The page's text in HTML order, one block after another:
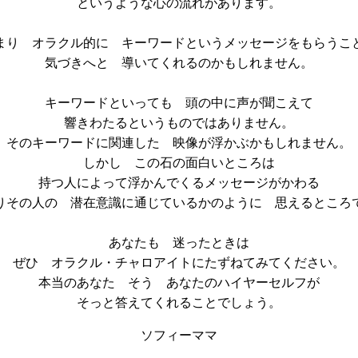
というような心の流れがあります。
り オラクル的に キーワードというメッセージをもらうこ
気づきへと 導いてくれるのかもしれません。
キーワードといっても 頭の中に声が聞こえて
響きわたるというものではありません。
そのキーワードに関連した 映像が浮かぶかもしれません。
しかし この石の面白いところは
持つ人によって浮かんでくるメッセージがかわる
その人の 潜在意識に通じているかのように 思えるところ
あなたも 迷ったときは
ぜひ オラクル・チャロアイトにたずねてみてください。
本当のあなた そう あなたのハイヤーセルフが
そっと答えてくれることでしょう。
ソフィーママ